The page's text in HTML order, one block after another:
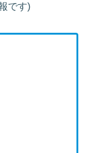
です)